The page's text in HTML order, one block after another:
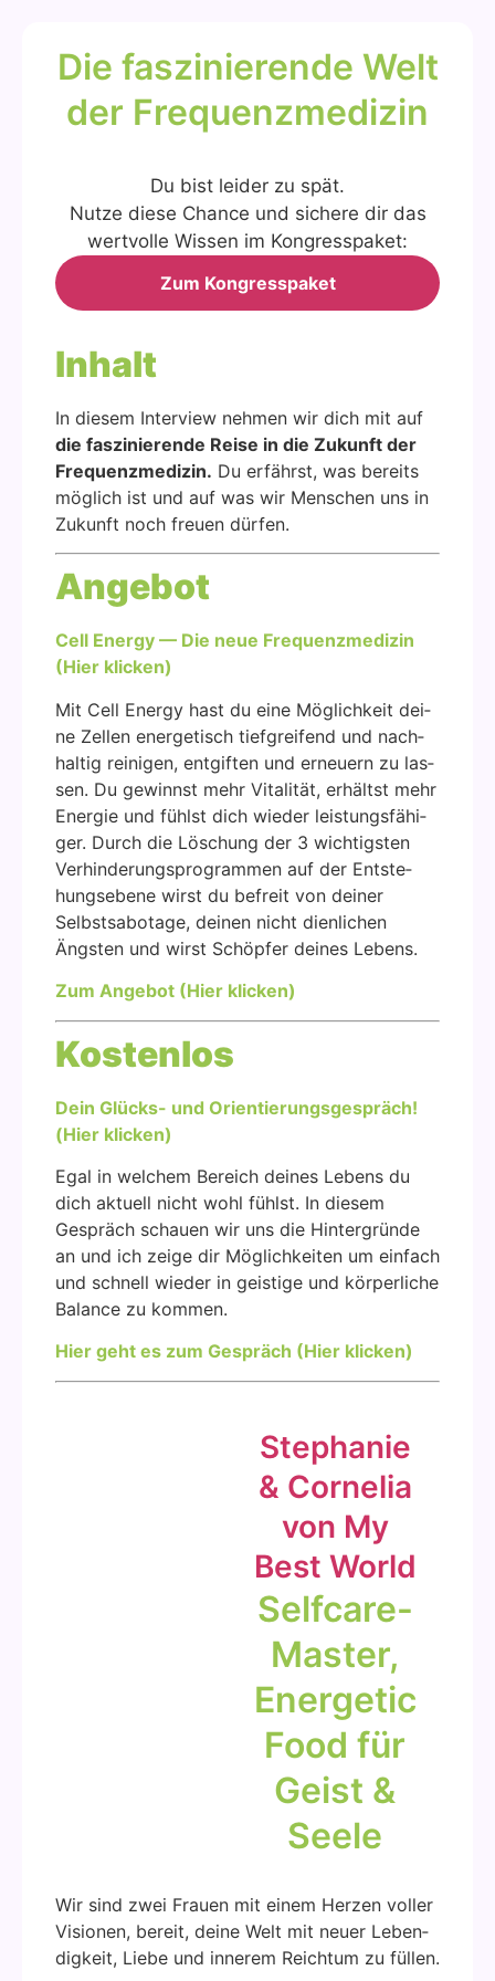
Die fas­zi­nie­ren­de Welt
der Fre­quenz­me­di­zin
Du bist lei­der zu spät.
Nut­ze die­se Chan­ce und siche­re dir das
wert­vol­le Wis­sen im Kon­gress­pa­ket:
Zum Kon­gress­pa­ket
Inhalt
In die­sem Inter­view neh­men wir dich mit auf
die fas­zi­nie­ren­de Rei­se in die Zukunft der
Fre­quenz­me­di­zin. Du erfährst, was bereits
mög­lich ist und auf was wir Men­schen uns in
Zukunft noch freu­en dür­fen.
Ange­bot
Cell Ener­gy — Die neue Fre­quenz­me­di­zin
(Hier kli­cken)
Mit Cell Ener­gy hast du eine Mög­lich­keit dei­
ne Zel­len ener­ge­tisch tief­grei­fend und nach­
hal­tig rei­ni­gen, ent­gif­ten und erneu­ern zu las­
sen. Du gewinnst mehr Vita­li­tät, erhältst mehr
Ener­gie und fühlst dich wie­der leis­tungs­fä­hi­
ger. Durch die Löschung der 3 wich­tigs­ten
Ver­hin­de­rungs­pro­gram­men auf der Ent­ste­
hungs­ebe­ne wirst du befreit von dei­ner
Selbst­sa­bo­ta­ge, dei­nen nicht dien­li­chen
Ängs­ten und wirst Schöp­fer dei­nes Lebens.
Zum Ange­bot (Hier kli­cken)
Kos­ten­los
Dein Glücks- und Ori­en­tie­rungs­ge­spräch!
(Hier kli­cken)
Egal in wel­chem Bereich dei­nes Lebens du
dich aktu­ell nicht wohl fühlst. In die­sem
Gespräch schau­en wir uns die Hin­ter­grün­de
an und ich zei­ge dir Mög­lich­kei­ten um ein­fach
und schnell wie­der in geis­ti­ge und kör­per­li­che
Balan­ce zu kom­men.
Hier geht es zum Gespräch (Hier kli­cken)
Ste­pha­nie
& Cor­ne­lia
von My
Best World
Self­ca­re-
Mas­ter,
Ener­ge­tic
Food für
Geist &
See­le
Wir sind zwei Frau­en mit einem Her­zen vol­ler
Visio­nen, bereit, dei­ne Welt mit neu­er Leben­
dig­keit, Lie­be und inne­rem Reich­tum zu fül­len.